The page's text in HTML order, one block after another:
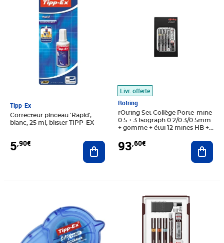
Tipp-Ex
Correcteur pinceau 'Rapid',
blanc, 25 ml, blister TIPP-EX
5,90€ Ajouter au panier
Livr. offerte
Rotring
rOtring Set Collège Porte-mine
0.5 + 3 Isograph 0.2/0.3/0.5mm
+ gomme + étui 12 mines HB +
compas
93,60€
Prix 93,48€